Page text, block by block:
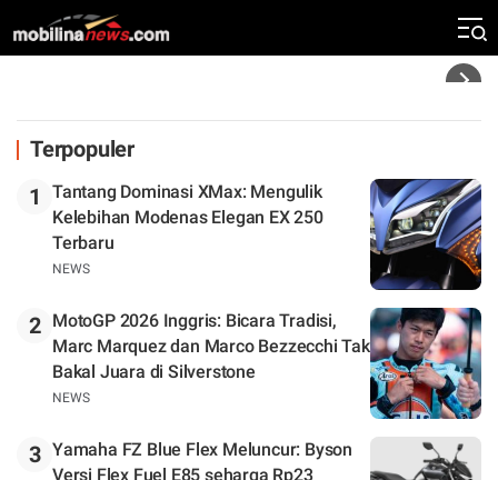
Rekor Kecepatan Silverstone!
Terpopuler
1
Tantang Dominasi XMax: Mengulik
Kelebihan Modenas Elegan EX 250
Terbaru
NEWS
2
MotoGP 2026 Inggris: Bicara Tradisi,
Marc Marquez dan Marco Bezzecchi Tak
Bakal Juara di Silverstone
NEWS
3 Yamaha FZ Blue Flex Meluncur: Byson
Versi Flex Fuel E85 seharga Rp23